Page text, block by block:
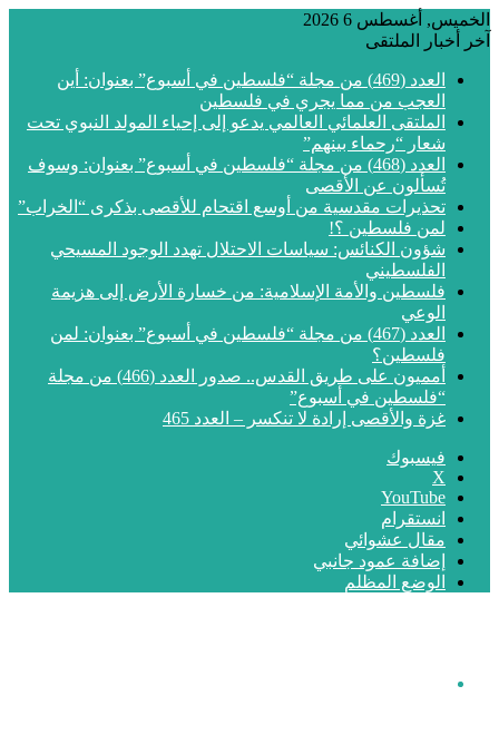
الخميس, أغسطس 6 2026
آخر أخبار الملتقى
العدد (469) من مجلة “فلسطين في أسبوع” بعنوان: أين
العجب من مما يجري في فلسطين
الملتقى العلمائي العالمي يدعو إلى إحياء المولد النبوي تحت
شعار “رحماء بينهم”
العدد (468) من مجلة “فلسطين في أسبوع” بعنوان: وسوف
تُسألون عن الأقصى
تحذيرات مقدسية من أوسع اقتحام للأقصى بذكرى “الخراب”
لمن فلسطين ؟!
شؤون الكنائس: سياسات الاحتلال تهدد الوجود المسيحي
الفلسطيني
فلسطين والأمة الإسلامية: من خسارة الأرض إلى هزيمة
الوعي
العدد (467) من مجلة “فلسطين في أسبوع” بعنوان: لمن
فلسطين؟
أمميون على طريق القدس.. صدور العدد (466) من مجلة
“فلسطين في أسبوع”
غزة والأقصى إرادة لا تنكسر – العدد 465
فيسبوك
‫X
‫YouTube
انستقرام
مقال عشوائي
إضافة عمود جانبي
الوضع المظلم